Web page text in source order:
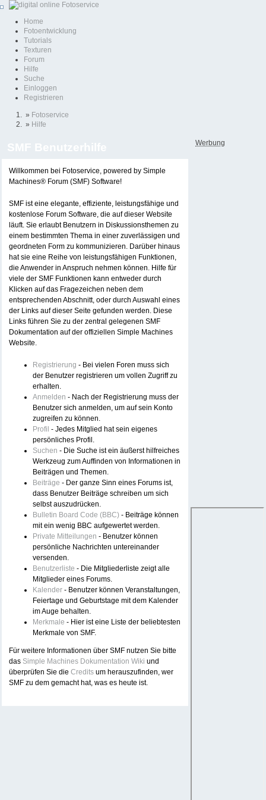
Home
Fotoentwicklung
Tutorials
Texturen
Forum
Hilfe
Suche
Einloggen
Registrieren
» Fotoservice
» Hilfe
Willkommen bei Fotoservice, powered by Simple
Machines® Forum (SMF) Software!
SMF ist eine elegante, effiziente, leistungsfähige und
kostenlose Forum Software, die auf dieser Website
läuft. Sie erlaubt Benutzern in Diskussionsthemen zu
einem bestimmten Thema in einer zuverlässigen und
geordneten Form zu kommunizieren. Darüber hinaus
hat sie eine Reihe von leistungsfähigen Funktionen,
die Anwender in Anspruch nehmen können. Hilfe für
viele der SMF Funktionen kann entweder durch
Klicken auf das Fragezeichen neben dem
entsprechenden Abschnitt, oder durch Auswahl eines
der Links auf dieser Seite gefunden werden. Diese
Links führen Sie zu der zentral gelegenen SMF
Dokumentation auf der offiziellen Simple Machines
Website.
Registrierung - Bei vielen Foren muss sich
der Benutzer registrieren um vollen Zugriff zu
erhalten.
Anmelden - Nach der Registrierung muss der
Benutzer sich anmelden, um auf sein Konto
zugreifen zu können.
Profil - Jedes Mitglied hat sein eigenes
persönliches Profil.
Suchen - Die Suche ist ein äußerst hilfreiches
Werkzeug zum Auffinden von Informationen in
Beiträgen und Themen.
Beiträge - Der ganze Sinn eines Forums ist,
dass Benutzer Beiträge schreiben um sich
selbst auszudrücken.
Bulletin Board Code (BBC) - Beiträge können
mit ein wenig BBC aufgewertet werden.
Private Mitteilungen - Benutzer können
persönliche Nachrichten untereinander
versenden.
Benutzerliste - Die Mitgliederliste zeigt alle
Mitglieder eines Forums.
Kalender - Benutzer können Veranstaltungen,
Feiertage und Geburtstage mit dem Kalender
im Auge behalten.
Merkmale - Hier ist eine Liste der beliebtesten
Merkmale von SMF.
Für weitere Informationen über SMF nutzen Sie bitte
das Simple Machines Dokumentation Wiki und
überprüfen Sie dieCredits um herauszufinden, wer
SMF zu dem gemacht hat, was es heute ist.
Werbung